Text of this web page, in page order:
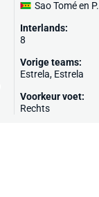
Sao Tomé en P.
Interlands:
8
Vorige teams:
Estrela, Estrela
Voorkeur voet:
Rechts